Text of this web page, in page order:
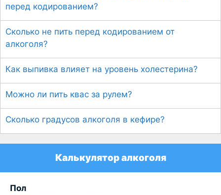
перед кодированием?
Сколько не пить перед кодированием от
алкоголя?
Как выпивка влияет на уровень холестерина?
Можно ли пить квас за рулем?
Сколько градусов алкоголя в кефире?
Калькулятор алкоголя
Пол